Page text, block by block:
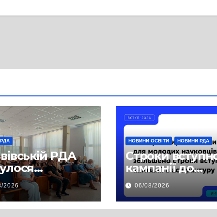
РДА
2026
НОВИНИ ОСВІТИ НОВИНИ РДА
Строки
кампанії до
аспірантури
продовжено
06/08/2026